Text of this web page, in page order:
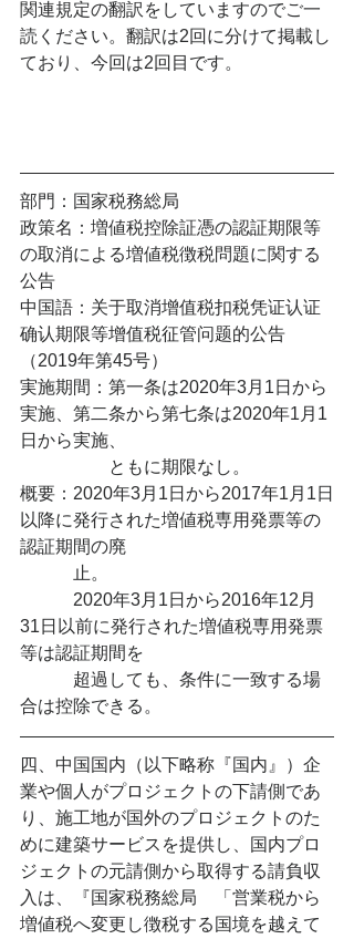
関連規定の翻訳をしていますのでご一
読ください。翻訳は2回に分けて掲載し
ており、今回は2回目です。
部門：国家税務総局
政策名：増値税控除証憑の認証期限等
の取消による増値税徴税問題に関する
公告
中国語：关于取消增值税扣税凭证认证
确认期限等增值税征管问题的公告
（2019年第45号）
実施期間：第一条は2020年3月1日から
実施、第二条から第七条は2020年1月1
日から実施、
ともに期限なし。
概要：2020年3月1日から2017年1月1日
以降に発行された増値税専用発票等の
認証期間の廃
止。
2020年3月1日から2016年12月
31日以前に発行された増値税専用発票
等は認証期間を
超過しても、条件に一致する場
合は控除できる。
四、中国国内（以下略称『国内』）企
業や個人がプロジェクトの下請側であ
り、施工地が国外のプロジェクトのた
めに建築サービスを提供し、国内プロ
ジェクトの元請側から取得する請負収
入は、『国家税務総局　「営業税から
増値税へ変更し徴税する国境を越えて